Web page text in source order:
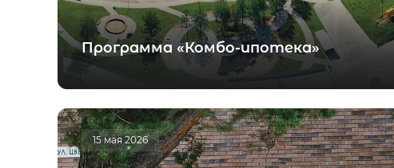
Программа «Комбо-ипотека»
15 мая 2026